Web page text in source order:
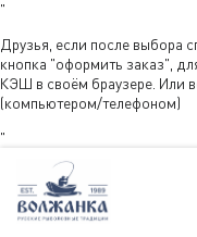
"
Друзья, если после выбора
кнопка "оформить заказ",
КЭШ в своём браузере. Или
(компьютером/телефоном)
"